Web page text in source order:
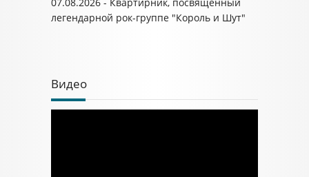
легендарной рок-группе "Король и Шут"
Видео